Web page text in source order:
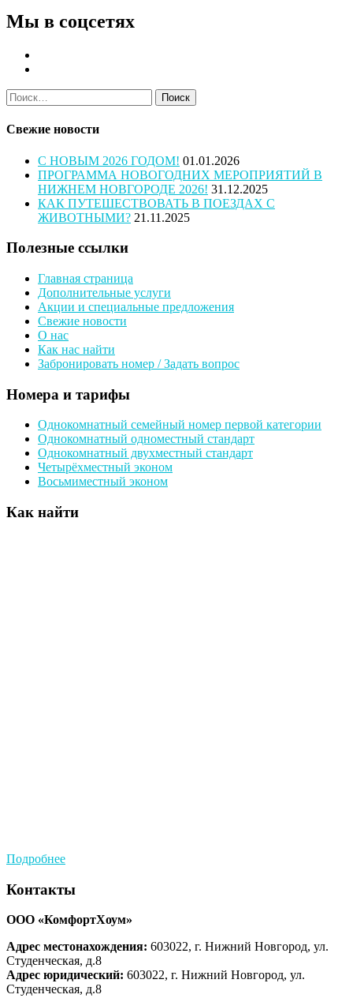
Мы в соцсетях
Найти:
Свежие новости
С НОВЫМ 2026 ГОДОМ! 01.01.2026
ПРОГРАММА НОВОГОДНИХ МЕРОПРИЯТИЙ В
НИЖНЕМ НОВГОРОДЕ 2026! 31.12.2025
КАК ПУТЕШЕСТВОВАТЬ В ПОЕЗДАХ С
ЖИВОТНЫМИ? 21.11.2025
Полезные ссылки
Главная страница
Дополнительные услуги
Акции и специальные предложения
Свежие новости
О нас
Как нас найти
Забронировать номер / Задать вопрос
Номера и тарифы
Однокомнатный семейный номер первой категории
Однокомнатный одноместный стандарт
Однокомнатный двухместный стандарт
Четырёхместный эконом
Восьмиместный эконом
Как найти
Подробнее
Контакты
ООО «КомфортХоум»
Адрес местонахождения: 603022, г. Нижний Новгород, ул.
Студенческая, д.8
Адрес юридический: 603022, г. Нижний Новгород, ул.
Студенческая, д.8